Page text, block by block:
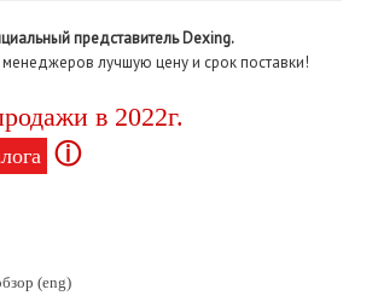
представитель Dexing.
лучшую цену и срок поставки!
в 2022г.
ⓘ
(eng)